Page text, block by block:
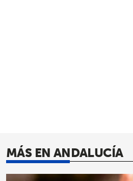
MÁS EN ANDALUCÍA